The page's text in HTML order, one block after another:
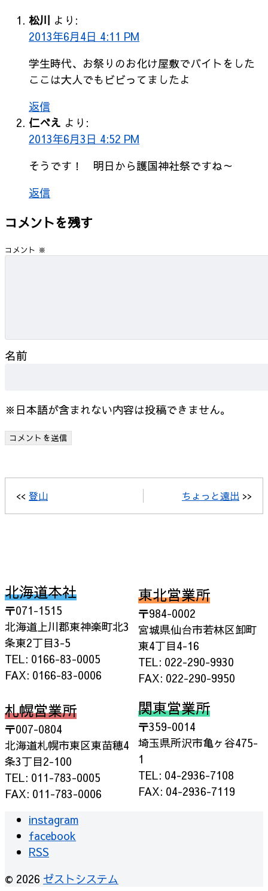
松川 より:
2013年6月4日 4:11 PM
学生時代、お祭りのお化け屋敷でバイトをした
ここは大人でもビビってましたよ
返信
仁べえ より:
2013年6月3日 4:52 PM
そうです！ 明日から護国神社祭ですね～
返信
コメントを残す
コメント ※
名前
※日本語が含まれない内容は投稿できません。
<< 登山 ちょっと遠出 >>
北海道本社
〒071-1515
北海道上川郡東神楽町北3
条東2丁目3-5
TEL: 0166-83-0005
FAX: 0166-83-0006
札幌営業所
〒007-0804
北海道札幌市東区東苗穂4
条3丁目2-100
TEL: 011-783-0005
FAX: 011-783-0006
東北営業所
〒984-0002
宮城県仙台市若林区卸町
東4丁目4-16
TEL: 022-290-9930
FAX: 022-290-9950
関東営業所
〒359-0014
埼玉県所沢市亀ヶ谷475-
1
TEL: 04-2936-7108
FAX: 04-2936-7119
instagram
facebook
RSS
© 2026 ゼストシステム